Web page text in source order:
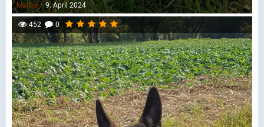
Maline
9. April 2024
452 0